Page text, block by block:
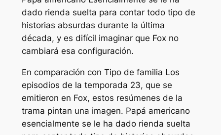
dado rienda suelta para contar todo tipo de
historias absurdas durante la última
década, y es difícil imaginar que Fox no
cambiará esa configuración.
En comparación con Tipo de familia Los
episodios de la temporada 23, que se
emitieron en Fox, estos resúmenes de la
trama pintan una imagen. Papá americano
esencialmente se le ha dado rienda suelta